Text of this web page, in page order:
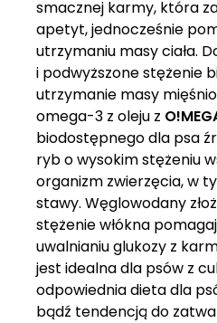
smacznej karmy, która
apetyt, jednocześnie
utrzymaniu masy ciała.
i podwyższone stężenie
utrzymanie masy
omega-3 z oleju z
biodostępnego dla psa
ryb o wysokim stężeniu
organizm zwierzęcia, w
stawy. Węglowodany
stężenie włókna
uwalnianiu glukozy z
jest idealna dla psów z
odpowiednia dieta dla
bądź tendencją do